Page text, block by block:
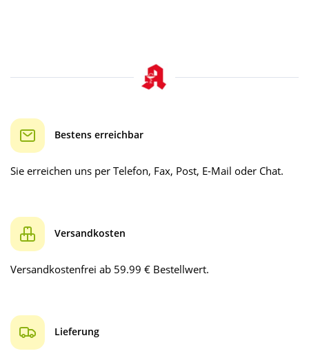
Bestens erreichbar
Sie erreichen uns per Telefon, Fax, Post, E-Mail oder Chat.
Versandkosten
Versandkostenfrei ab 59.99 € Bestellwert.
Lieferung